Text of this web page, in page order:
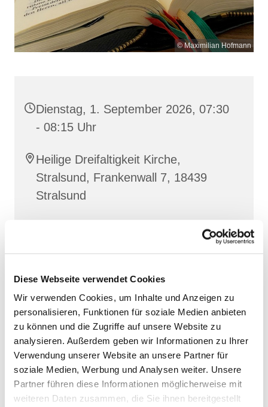
Diese Webseite verwendet Cookies
Wir verwenden Cookies, um Inhalte und Anzeigen zu
personalisieren, Funktionen für soziale Medien anbieten
zu können und die Zugriffe auf unsere Website zu
analysieren. Außerdem geben wir Informationen zu Ihrer
Verwendung unserer Website an unsere Partner für
soziale Medien, Werbung und Analysen weiter. Unsere
Partner führen diese Informationen möglicherweise mit
weiteren Daten zusammen, die Sie ihnen bereitgestellt
© Maximilian Hofmann
Dienstag, 1. September 2026, 07:30
- 08:15 Uhr
Heilige Dreifaltigkeit Kirche,
Stralsund, Frankenwall 7, 18439
Stralsund
Lesehore
und die Laudes
. Dazu hören wir das
stiller Meditation.
ZumMitbetenempfehlen wirstundengebet.de
das auch als kostenloseAndroid- undiOS-App
zur Verfügung steht.